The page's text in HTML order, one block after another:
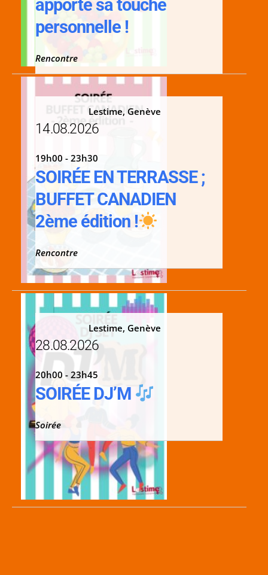
apporte sa touche
personnelle !
Rencontre
Lestime, Genève
14.08.2026
19h00 - 23h30
SOIRÉE EN TERRASSE ;
BUFFET CANADIEN
2ème édition !
Rencontre
Lestime, Genève
28.08.2026
20h00 - 23h45
SOIRÉE DJ’M
Soirée